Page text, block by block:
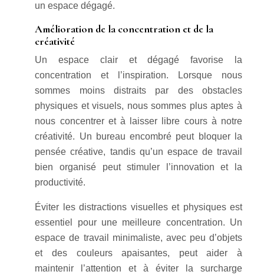
un espace dégagé.
Amélioration de la concentration et de la
créativité
Un espace clair et dégagé favorise la
concentration et l’inspiration. Lorsque nous
sommes moins distraits par des obstacles
physiques et visuels, nous sommes plus aptes à
nous concentrer et à laisser libre cours à notre
créativité. Un bureau encombré peut bloquer la
pensée créative, tandis qu’un espace de travail
bien organisé peut stimuler l’innovation et la
productivité.
Éviter les distractions visuelles et physiques est
essentiel pour une meilleure concentration. Un
espace de travail minimaliste, avec peu d’objets
et des couleurs apaisantes, peut aider à
maintenir l’attention et à éviter la surcharge